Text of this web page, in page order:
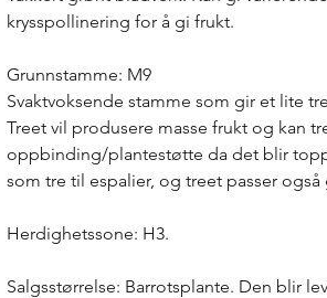
krysspollinering for å gi frukt.
Grunnstamme: M9
Svaktvoksende stamme som gir et lite
Treet vil produsere masse frukt og kan
oppbinding/plantestøtte da det blir
som tre til espalier, og treet passer
Herdighetssone: H3.
Salgsstørrelse: Barrotsplante. Den blir